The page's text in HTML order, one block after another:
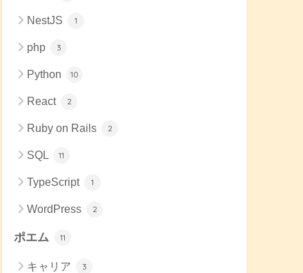
NestJS 1
php 3
Python 10
React 2
Ruby on Rails 2
SQL 11
TypeScript 1
WordPress 2
ポエム 11
キャリア 3